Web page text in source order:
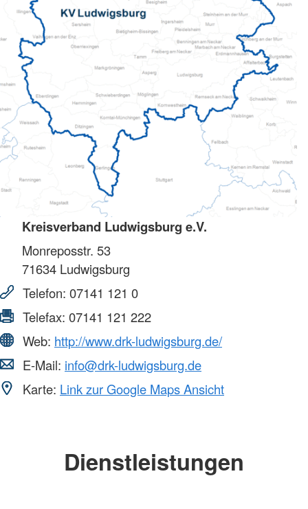
Kreisverband Ludwigsburg e.V.
Monreposstr. 53
71634 Ludwigsburg
Telefon: 07141 121 0
Telefax: 07141 121 222
Web: http://www.drk-ludwigsburg.de/
E-Mail: info@drk-ludwigsburg.de
Karte: Link zur Google Maps Ansicht
Dienstleistungen